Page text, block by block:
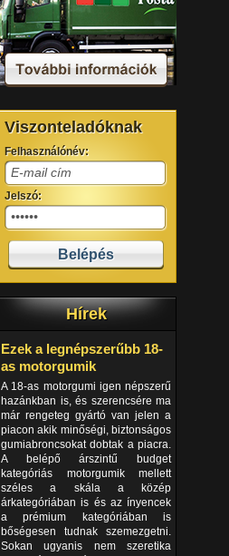
Viszonteladóknak
Felhasználónév:
Jelszó:
Hírek
Ezek a legnépszerűbb 18-
as motorgumik
A 18-as motorgumi igen népszerű
hazánkban is, és szerencsére ma
már rengeteg gyártó van jelen a
piacon akik minőségi, biztonságos
gumiabroncsokat dobtak a piacra.
A belépő árszintű budget
kategóriás motorgumik mellett
széles a skála a közép
árkategóriában is és az ínyencek
a prémium kategóriában is
bőségesen tudnak szemezgetni.
Sokan ugyanis nem szeretika